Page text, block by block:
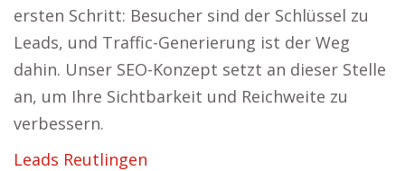
ersten Schritt: Besucher sind der Schlüssel zu
Leads, und Traffic-Generierung ist der Weg
dahin. Unser SEO-Konzept setzt an dieser Stelle
an, um Ihre Sichtbarkeit und Reichweite zu
verbessern.
Leads Reutlingen